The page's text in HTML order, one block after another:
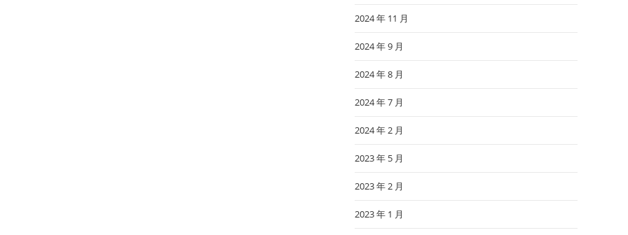
2024 年 11 月
2024 年 9 月
2024 年 8 月
2024 年 7 月
2024 年 2 月
2023 年 5 月
2023 年 2 月
2023 年 1 月